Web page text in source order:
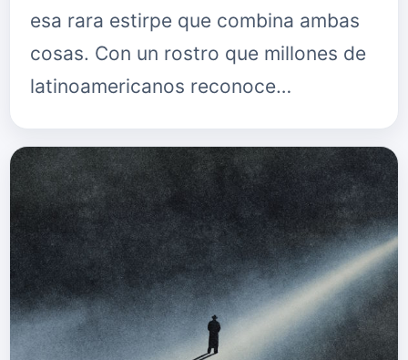
esa rara estirpe que combina ambas
cosas. Con un rostro que millones de
latinoamericanos reconoce…